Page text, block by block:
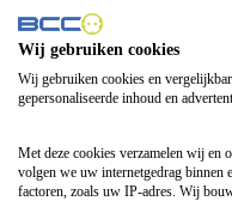
Philips
Schermgrootte 24 Inch
Schermgrootte 85 Inch
Schermgrootte 98 Inch
Wij gebruiken cookies
Wij gebruiken cookies en
gepersonaliseerde inhoud en
Met deze cookies verzamelen wij en
volgen we uw internetgedrag binnen
factoren, zoals uw IP-adres. Wij